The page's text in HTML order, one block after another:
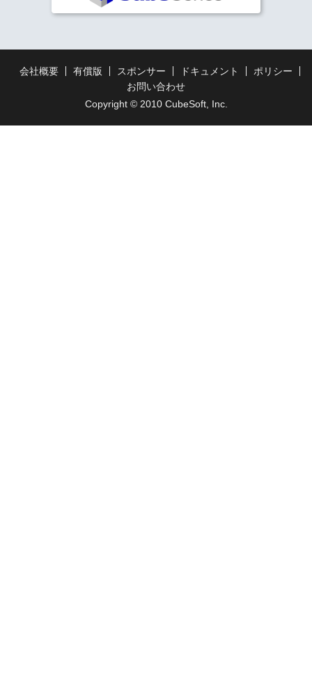
会社概要 有償版 スポンサー ドキュメント
ポリシー
お問い合わせ
Copyright © 2010 CubeSoft, Inc.